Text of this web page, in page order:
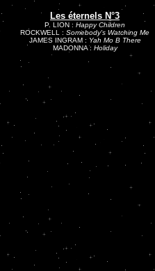
Les éternels N°3
P. LION : Happy Children
ROCKWELL : Somebody's Watching Me
JAMES INGRAM : Yah Mo B There
MADONNA : Holiday